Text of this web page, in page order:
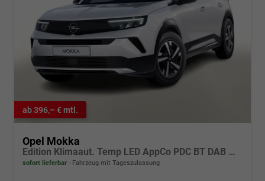
ab 396,– € mtl.
Opel Mokka
Edition Klimaaut. Temp LED AppCo PDC BT DAB MFL
sofort lieferbar Fahrzeug mit Tageszulassung